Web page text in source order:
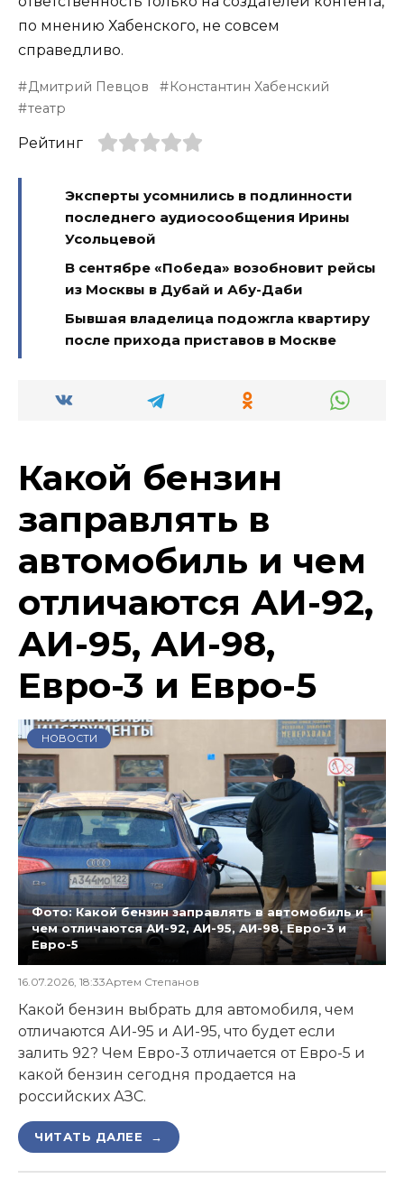
по мнению Хабенского, не совсем
справедливо.
Дмитрий Певцов
Константин Хабенский
театр
Рейтинг
Эксперты усомнились в подлинности
последнего аудиосообщения Ирины
Усольцевой
В сентябре «Победа» возобновит рейсы
из Москвы в Дубай и Абу-Даби
Бывшая владелица подожгла квартиру
после прихода приставов в Москве
Какой бензин
заправлять в
автомобиль и чем
отличаются АИ-92,
АИ-95, АИ-98,
Евро-3 и Евро-5
НОВОСТИ
Фото: Какой бензин заправлять в автомобиль и
чем отличаются АИ-92, АИ-95, АИ-98, Евро-3 и
Евро-5
16.07.2026, 18:33Артем Степанов
Какой бензин выбрать для автомобиля, чем
отличаются АИ-95 и АИ-95, что будет если
залить 92? Чем Евро-3 отличается от Евро-5 и
какой бензин сегодня продается на
российских АЗС.
ЧИТАТЬ ДАЛЕЕ →